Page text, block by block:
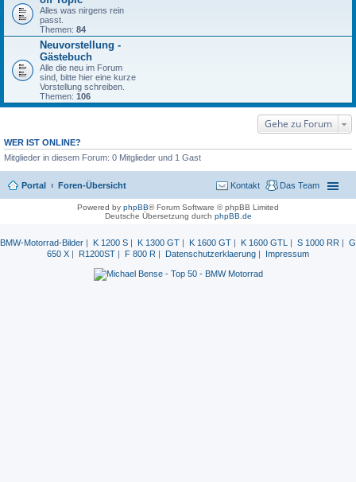
Alles was nirgens rein
passt.
Themen: 84
Neuvorstellung -
Gästebuch
Alle die neu im Forum
sind, bitte hier eine kurze
Vorstellung schreiben.
Themen: 106
Gehe zu Forum
WER IST ONLINE?
Mitglieder in diesem Forum: 0 Mitglieder und 1 Gast
Portal Foren-Übersicht Das Team
Kontakt
Powered by phpBB® Forum Software © phpBB Limited
Deutsche Übersetzung durch phpBB.de
BMW-Motorrad-Bilder | K 1200 S | K 1300 GT | K 1600 GT | K 1600 GTL | S 1000 RR | G
650 X | R1200ST | F 800 R | Datenschutzerklaerung | Impressum